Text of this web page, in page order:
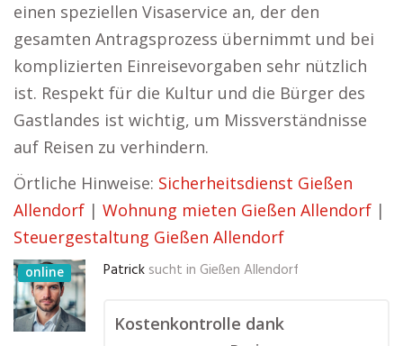
einen speziellen Visaservice an, der den
gesamten Antragsprozess übernimmt und bei
komplizierten Einreisevorgaben sehr nützlich
ist. Respekt für die Kultur und die Bürger des
Gastlandes ist wichtig, um Missverständnisse
auf Reisen zu verhindern.
Örtliche Hinweise: Sicherheitsdienst Gießen
Allendorf | Wohnung mieten Gießen Allendorf |
Steuergestaltung Gießen Allendorf
online Patrick sucht in Gießen Allendorf
Kostenkontrolle dank